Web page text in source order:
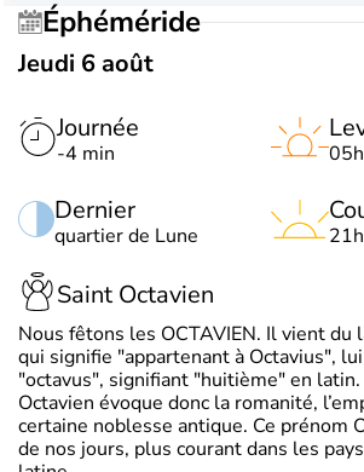
Éphéméride
Jeudi 6 août
Journée
-4 min
Dernier
quartier de Lune
Saint Octavien
Nous fêtons les OCTAVIEN. Il vient du
qui signifie "appartenant à Octavius",
"octavus", signifiant "huitième" en
Octavien évoque donc la romanité,
certaine noblesse antique. Ce prénom
de nos jours, plus courant dans les